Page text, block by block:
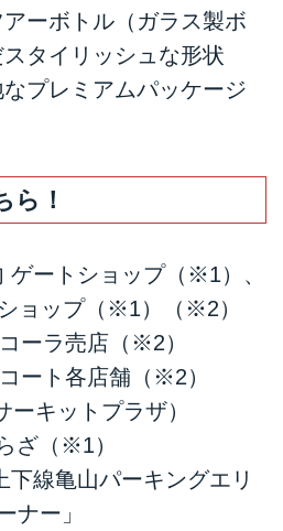
ーボトル（ガラス製ボ
タイリッシュな形状
プレミアムパッケージ
ら！
ゲートショップ（※1）、
ョップ（※1）（※2）
ーラ売店（※2）
ート各店舗（※2）
ーキットプラザ）
ざ（※1）
下線亀山パーキングエリ
ナー」